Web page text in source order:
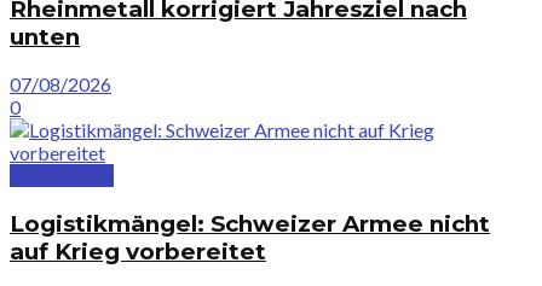
Rheinmetall korrigiert Jahresziel nach
unten
07/08/2026
0
Logistikmängel: Schweizer Armee nicht
auf Krieg vorbereitet